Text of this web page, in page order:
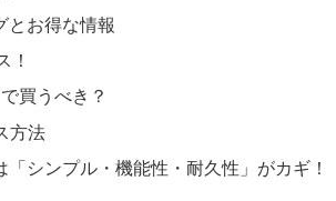
とお得な情報
！
買うべき？
方法
シンプル・機能性・耐久性」がカギ！